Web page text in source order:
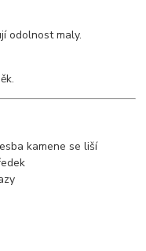
odolnost maly.
kamene se liší